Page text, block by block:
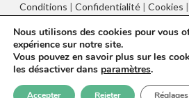
Conditions | Confidentialité| Cookies |
Nous utilisons des cookies pour vous
expérience sur notre site.
Vous pouvez en savoir plus sur les
les désactiver dans paramètres.
Accepter Rejeter Réglages
Català English
Español